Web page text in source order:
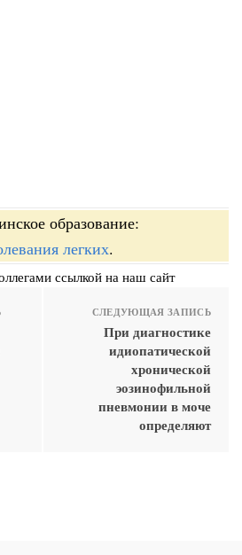
образование:
легких.
ссылкой на наш сайт
СЛЕДУЮЩАЯ ЗАПИСЬ
При диагностике
идиопатической
хронической
эозинофильной
пневмонии в моче
определяют